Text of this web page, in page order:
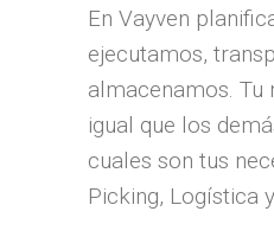
En Vayven
ejecutamos,
almacenamos. Tu
igual que los
cuales son tus
Picking, Logística